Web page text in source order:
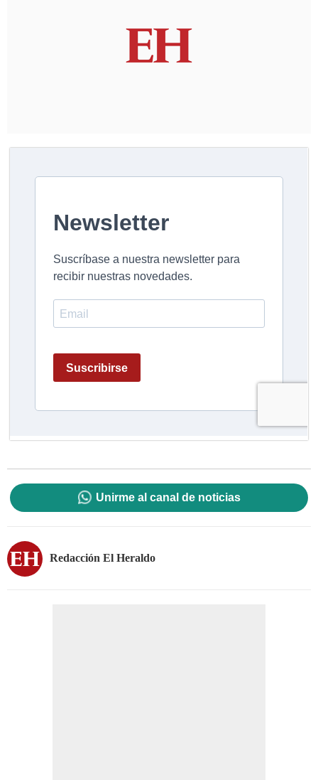
Unirme al canal de noticias
Redacción El Heraldo